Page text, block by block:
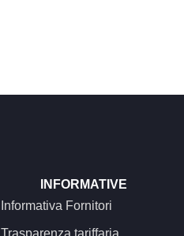
INFORMATIVE
Informativa Fornitori